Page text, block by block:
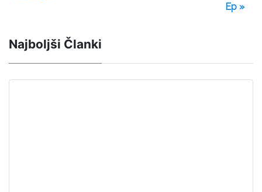
Ep »
Najboljši Članki